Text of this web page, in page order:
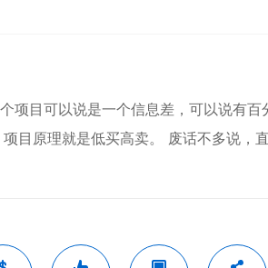
项目可以说是一个信息差，可以说有
目原理就是低买高卖。 废话不多说，